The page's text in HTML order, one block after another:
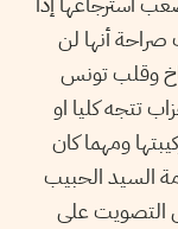
صراحة أنها لن
وقلب تونس
تتجه كليا او
ومهما كان
السيد الحبيب
التصويت على